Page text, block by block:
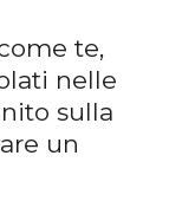
te,
nelle
sulla
un